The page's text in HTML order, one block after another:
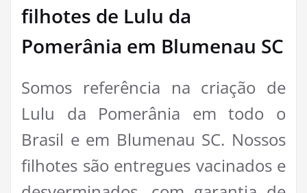
filhotes de Lulu da
Pomerânia em Blumenau SC
Somos referência na criação de
Lulu da Pomerânia em todo o
Brasil e em Blumenau SC. Nossos
filhotes são entregues vacinados e